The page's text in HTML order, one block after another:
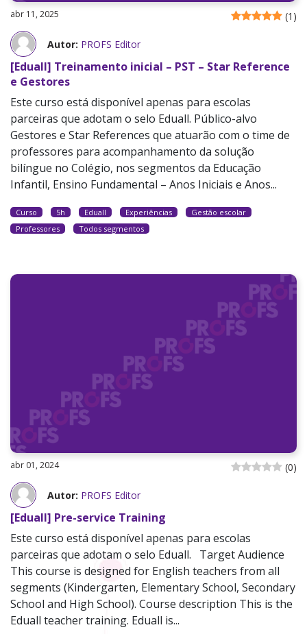
abr 11, 2025 (1 )
Autor: PROFS Editor
[Eduall] Treinamento inicial – PST – Star Reference
e Gestores
Este curso está disponível apenas para escolas
parceiras que adotam o selo Eduall. Público-alvo
Gestores e Star References que atuarão com o time de
professores para acompanhamento da solução
bilíngue no Colégio, nos segmentos da Educação
Infantil, Ensino Fundamental – Anos Iniciais e Anos...
Curso 5h Eduall Experiências
Gestão escolar
Professores
Todos segmentos
abr 01, 2024 (0)
Autor: PROFS Editor
[Eduall] Pre-service Training
Este curso está disponível apenas para escolas
parceiras que adotam o selo Eduall. Target Audience
This course is designed for English teachers from all
segments (Kindergarten, Elementary School, Secondary
School and High School). Course description This is the
Eduall teacher training. Eduall is...